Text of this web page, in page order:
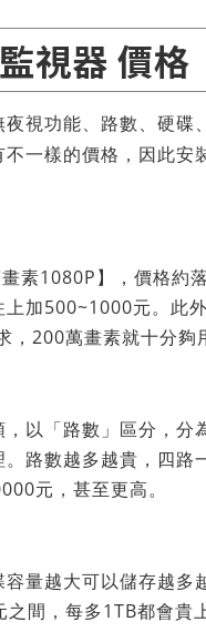
監視器 價格
視功能、路數、硬碟
一樣的價格，因此安
素1080P】，價格約
加500~1000元。此
200萬畫素就十分夠
以「路數」區分，分
路數越多越貴，四
元，甚至更高。
量越大可以儲存越多
間，每多1TB都會貴